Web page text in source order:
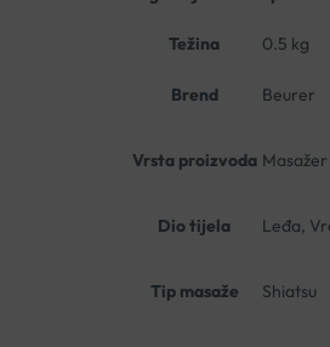
Težina 0.5 kg
Brend Beurer
Vrsta proizvoda Masažer
Dio tijela Leđa,
Tip masaže Shiatsu